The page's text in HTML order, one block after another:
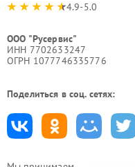
4.9-5.0
ООО "Русервис"
ИНН 7702633247
ОГРН 1077746335776
Поделиться в соц. сетях: